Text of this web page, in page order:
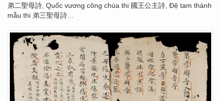
弟二聖母詩, Quốc vương công chúa thi 國王公主詩, Đệ tam thánh
mẫu thi 弟三聖母詩…